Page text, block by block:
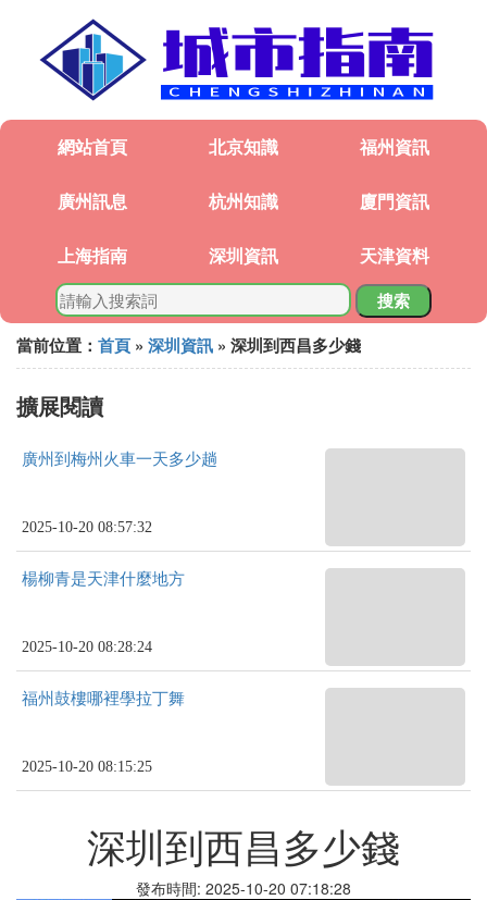
網站首頁 北京知識 福州資訊
廣州訊息 杭州知識 廈門資訊
上海指南 深圳資訊 天津資料
搜索
當前位置： 首頁 » 深圳資訊 » 深圳到西昌多少錢
擴展閱讀
廣州到梅州火車一天多少趟
2025-10-20 08:57:32
楊柳青是天津什麼地方
2025-10-20 08:28:24
福州鼓樓哪裡學拉丁舞
2025-10-20 08:15:25
深圳到西昌多少錢
發布時間: 2025-10-20 07:18:28